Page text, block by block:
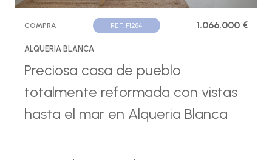
COMPRA REF. P1284 1.066.000 €
ALQUERIA BLANCA
Preciosa casa de pueblo
totalmente reformada con vistas
hasta el mar en Alqueria Blanca